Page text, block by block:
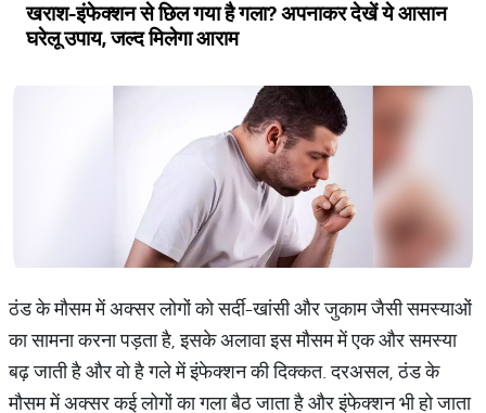
खराश-इंफेक्शन से छिल गया है गला? अपनाकर देखें ये आसान
घरेलू उपाय, जल्द मिलेगा आराम
ठंड के मौसम में अक्सर लोगों को सर्दी-खांसी और जुकाम जैसी समस्याओं
का सामना करना पड़ता है, इसके अलावा इस मौसम में एक और समस्या
बढ़ जाती है और वो है गले में इंफेक्शन की दिक्कत. दरअसल, ठंड के
मौसम में अक्सर कई लोगों का गला बैठ जाता है और इंफेक्शन भी हो जाता